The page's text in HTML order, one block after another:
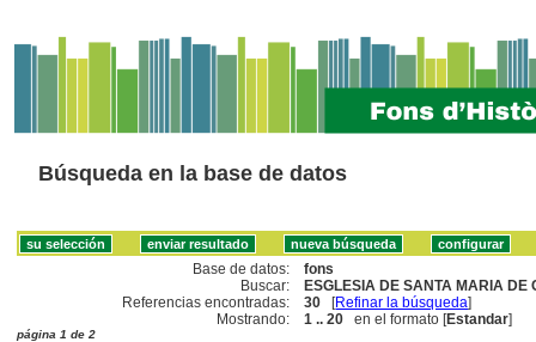
Búsqueda en la base de datos
Base de datos:
fons
Buscar:
ESGLESIA DE SANTA MARIA DE
Referencias encontradas:
30 [Refinar la búsqueda]
Mostrando:
1 .. 20 en el formato [Estandar]
página 1 de 2